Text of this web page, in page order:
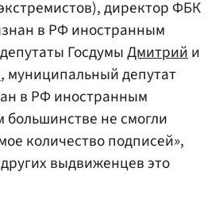
директор ФБК
в РФ иностранным
ГосдумыДмитрийи
, муниципальный депутат
в РФ иностранным
большинстве не смогли
количество подписей»,
выдвиженцев это